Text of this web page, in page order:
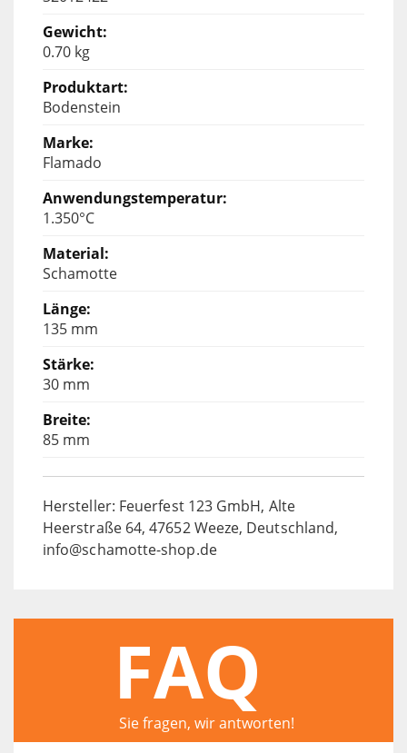
0.70 kg
Bodenstein
Flamado
1.350°C
Schamotte
135 mm
30 mm
85 mm
Hersteller: Feuerfest 123 GmbH, Alte
Heerstraße 64, 47652 Weeze, Deutschland,
info@schamotte-shop.de
FAQ
Sie fragen, wir antworten!